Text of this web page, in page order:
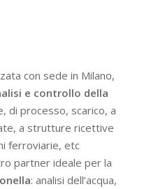
con sede in Milano,
e controllo della
di processo, scarico, a
a strutture ricettive
ferroviarie, etc
partner ideale per la
: analisi dell’acqua,